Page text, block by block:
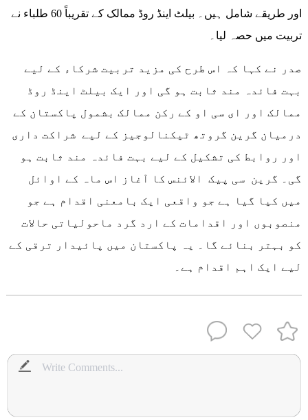
اور طریقے شامل ہیں۔ بیلٹ اینڈ روڈ ممالک کے تقریباً 60 طلباء نے
تربیت میں حصہ لیا۔
صدر نے کہا کہ اس طرح کی مزید تربیت شرکاء کے لیے
بہت فائدہ مند ثابت ہو گی اور ایک بیلٹ اینڈ روڈ
ممالک اور ای سی او کے رکن ممالک بشمول پاکستان کے
درمیان گرین گروتھ ٹیکنالوجیز کے لیے شراکت داری
اور روابط کی تشکیل کے لیے بہت فائدہ مند ثابت ہو
گی۔ گرین سی پیک الائنس کا آغاز اس ماہ کے اوائل
میں کیا گیا ہے جو واقعی ایک بامعنی اقدام ہے جو
منصوبوں اور اقدامات کے ارد گرد ماحولیاتی حالات
کو بہتر بنائے گا۔ یہ پاکستان میں پائیدار ترقی کے
لیے ایک اہم اقدام ہے۔